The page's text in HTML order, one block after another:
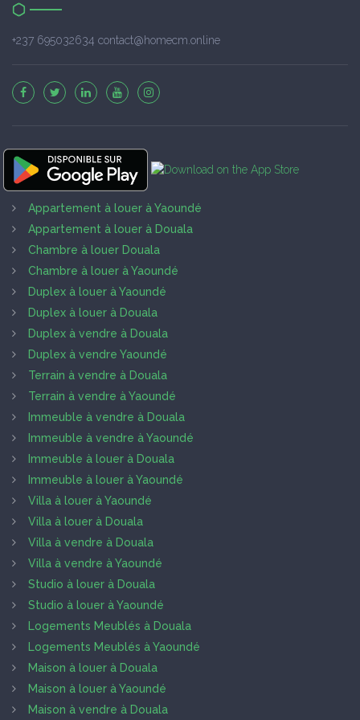
+237 695032634 contact@homecm.online
Appartement à louer à Yaoundé
Appartement à louer à Douala
Chambre à louer Douala
Chambre à louer à Yaoundé
Duplex à louer à Yaoundé
Duplex à louer à Douala
Duplex à vendre à Douala
Duplex à vendre Yaoundé
Terrain à vendre à Douala
Terrain à vendre à Yaoundé
Immeuble à vendre à Douala
Immeuble à vendre à Yaoundé
Immeuble à louer à Douala
Immeuble à louer à Yaoundé
Villa à louer à Yaoundé
Villa à louer à Douala
Villa à vendre à Douala
Villa à vendre à Yaoundé
Studio à louer à Douala
Studio à louer à Yaoundé
Logements Meublés à Douala
Logements Meublés à Yaoundé
Maison à louer à Douala
Maison à louer à Yaoundé
Maison à vendre à Douala